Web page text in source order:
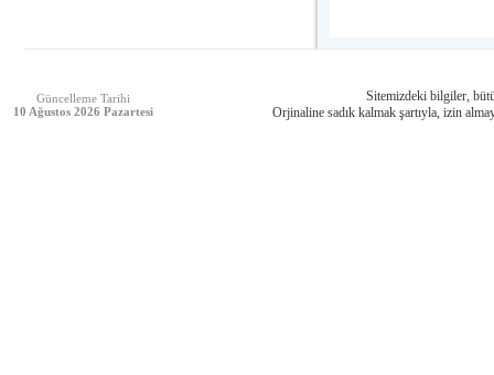
Güncelleme Tarihi
10 Ağustos 2026 Pazartesi
Sitemizdeki bilgiler,
Orjinaline sadık kalmak şartıyla, izin